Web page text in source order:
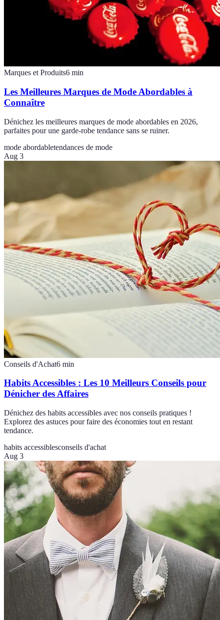
Marques et Produits6 min
Les Meilleures Marques de Mode Abordables à
Connaître
Dénichez les meilleures marques de mode abordables en 2026,
parfaites pour une garde-robe tendance sans se ruiner.
mode abordabletendances de mode
Aug 3
Conseils d'Achat6 min
Habits Accessibles : Les 10 Meilleurs Conseils pour
Dénicher des Affaires
Dénichez des habits accessibles avec nos conseils pratiques !
Explorez des astuces pour faire des économies tout en restant
tendance.
habits accessiblesconseils d'achat
Aug 3